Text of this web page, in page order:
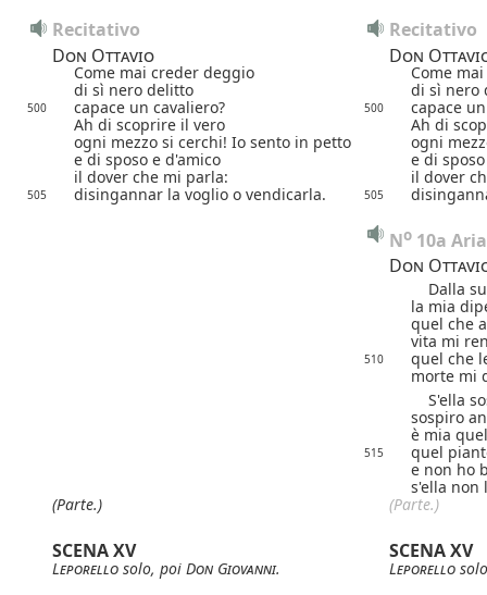
Recitativo
Recitativo
Don Ottavio
Don
Come mai creder deggio
Come
di sì nero delitto
di sì nero
500 capace un cavaliero? 500
capace
Ah di scoprire il vero
Ah di
ogni mezzo si cerchi! Io sento in petto
ogni
e di sposo e d'amico
e di
il dover che mi parla:
il dover
505 disingannar la voglio o vendicarla. 505
No 10a
Don
Dalla
la mia
quel che
vita mi
510
quel che
morte mi
S'ella
sospiro
è mia
515
quel
e non ho
s'ella non
(Parte.)
(Parte.)
SCENA XV SCENA XV
Leporello solo, poi Don Giovanni. Leporello